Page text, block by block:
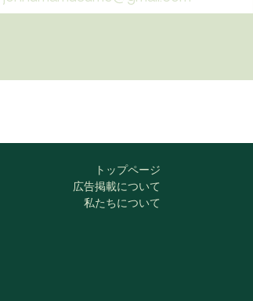
トップページ
広告掲載について
私たちについて